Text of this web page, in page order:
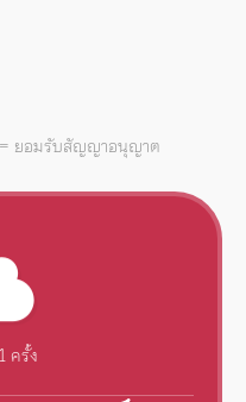
ยอมรับสัญญาอนุญาต
ครั้ง